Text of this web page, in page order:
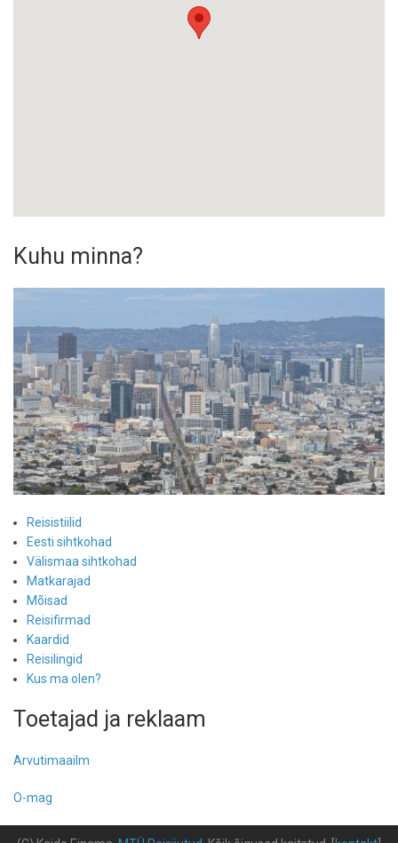
Kuhu minna?
Reisistiilid
Eesti sihtkohad
Välismaa sihtkohad
Matkarajad
Mõisad
Reisifirmad
Kaardid
Reisilingid
Kus ma olen?
Toetajad ja reklaam
Arvutimaailm
O-mag